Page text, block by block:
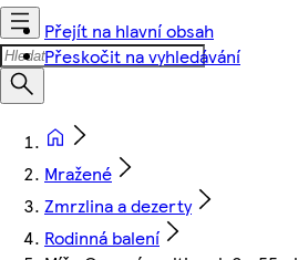
Přejít na hlavní obsah
Přeskočit na vyhledávání
Mražené
Zmrzlina a dezerty
Rodinná balení